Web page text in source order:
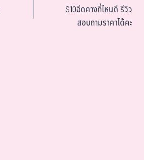
S10ฉีดคางที่ไหนดี รีวิว
สอบถามราคาได้คะ